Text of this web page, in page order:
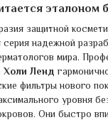
эталоном
защитной
серия надежной
мира.
Холи Ленд
фильтры нового
уровня
Они быстро